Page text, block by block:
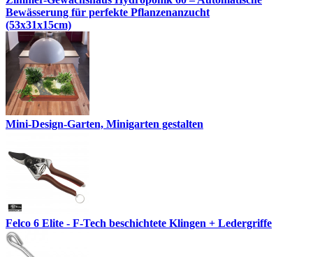
Bewässerung für perfekte Pflanzenanzucht
(53x31x15cm)
Mini-Design-Garten, Minigarten gestalten
Felco 6 Elite - F-Tech beschichtete Klingen + Ledergriffe